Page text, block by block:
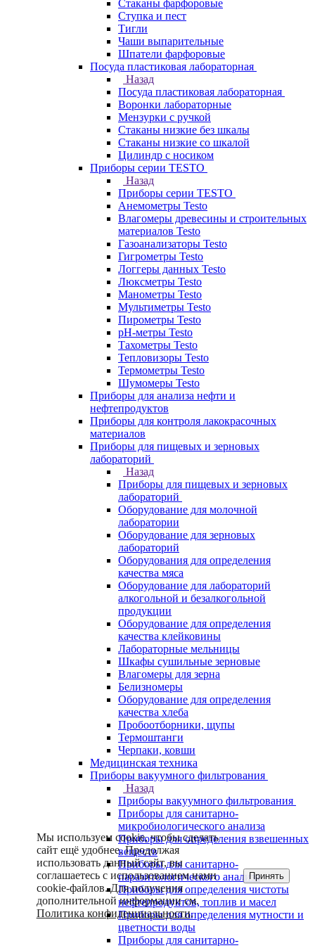
Стаканы фарфоровые
Ступка и пест
Тигли
Чаши выпарительные
Шпатели фарфоровые
Посуда пластиковая лабораторная
Назад
Посуда пластиковая лабораторная
Воронки лабораторные
Мензурки с ручкой
Стаканы низкие без шкалы
Стаканы низкие со шкалой
Цилиндр с носиком
Приборы серии TESTO
Назад
Приборы серии TESTO
Анемометры Testo
Влагомеры древесины и строительных
материалов Testo
Газоанализаторы Testo
Гигрометры Testo
Логгеры данных Testo
Люксметры Testo
Манометры Testo
Мультиметры Testo
Пирометры Testo
pH-метры Testo
Тахометры Testo
Тепловизоры Testo
Термометры Testo
Шумомеры Testo
Приборы для анализа нефти и
нефтепродуктов
Приборы для контроля лакокрасочных
материалов
Приборы для пищевых и зерновых
лабораторий
Назад
Приборы для пищевых и зерновых
лабораторий
Оборудование для молочной
лаборатории
Оборудование для зерновых
лабораторий
Оборудования для определения
качества мяса
Оборудование для лабораторий
алкогольной и безалкогольной
продукции
Оборудование для определения
качества клейковины
Лабораторные мельницы
Шкафы сушильные зерновые
Влагомеры для зерна
Белизномеры
Оборудование для определения
качества хлеба
Пробоотборники, щупы
Термоштанги
Черпаки, ковши
Медицинская техника
Приборы вакуумного фильтрования
Назад
Приборы вакуумного фильтрования
Приборы для санитарно-
микробиологического анализа
Приборы для определения взвешенных
веществ
Приборы для санитарно-
паразитологического анализа
Приборы для определения чистоты
нефтепродуктов, топлив и масел
Приборы для определения мутности и
цветности воды
Приборы для санитарно-
Мы используем cookie, чтобы сделать
сайт ещё удобнее. Продолжая
использовать данный сайт, вы
соглашаетесь с использованием нами
cookie-файлов. Для получения
дополнительной информации см.
Политика конфиденциальности.
Принять